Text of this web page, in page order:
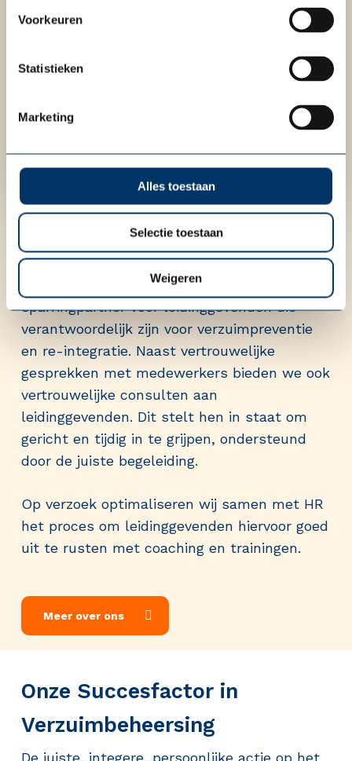
Voorkeuren
Statistieken
Marketing
Alles toestaan
Selectie toestaan
Weigeren
Wat doet Medisch Consult?
Wij bevorderen hetherstelgedragvan uw
medewerkers en fungeren als
sparringpartner voor leidinggevenden die
verantwoordelijk zijn voor verzuimpreventie
en re-integratie. Naast vertrouwelijke
gesprekken met medewerkers bieden we ook
vertrouwelijke consulten aan
leidinggevenden. Dit stelt hen in staat om
gericht en tijdig in te grijpen, ondersteund
door de juiste begeleiding.
Op verzoek optimaliseren wij samen met HR
het proces om leidinggevenden hiervoor goed
uit te rusten met coaching en trainingen.
Meer over ons
Onze Succesfactor in
Verzuimbeheersing
De juiste, integere, persoonlijke actie op het